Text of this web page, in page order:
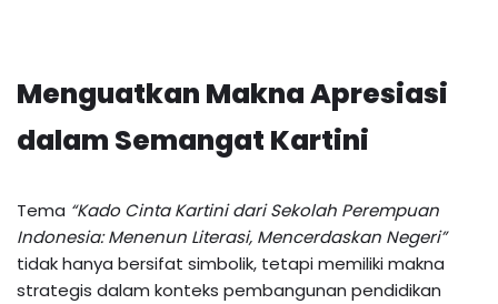
Menguatkan Makna Apresiasi
dalam Semangat Kartini
Tema “Kado Cinta Kartini dari Sekolah Perempuan
Indonesia: Menenun Literasi, Mencerdaskan Negeri”
tidak hanya bersifat simbolik, tetapi memiliki makna
strategis dalam konteks pembangunan pendidikan